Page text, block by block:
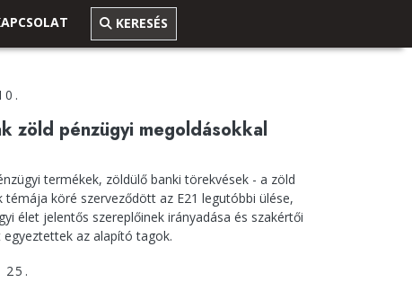
KERESÉS
zöld pénzügyi megoldásokkal
termékek, zöldülő banki törekvések - a zöld
témája köré szerveződött az E21 legutóbbi ülése,
élet jelentős szereplőinek irányadása és szakértői
az alapító tagok.
25.